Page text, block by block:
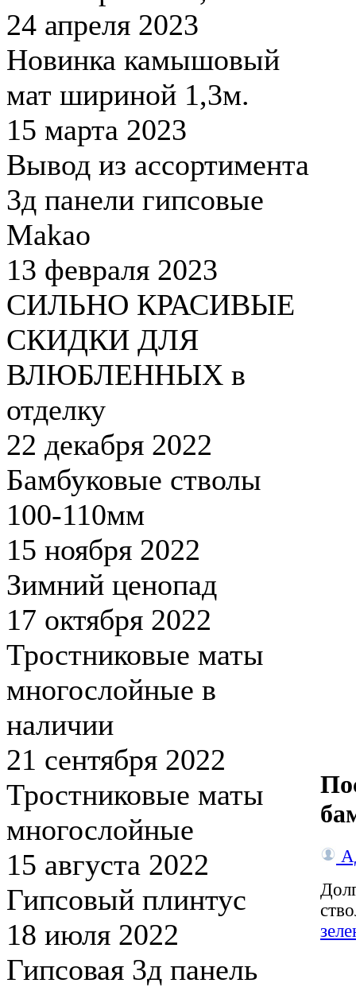
24 апреля 2023
Новинка камышовый
мат шириной 1,3м.
15 марта 2023
Вывод из ассортимента
3д панели гипсовые
Makao
13 февраля 2023
СИЛЬНО КРАСИВЫЕ
СКИДКИ ДЛЯ
ВЛЮБЛЕННЫХ в
отделку
22 декабря 2022
Бамбуковые стволы
100-110мм
15 ноября 2022
Зимний ценопад
17 октября 2022
Тростниковые маты
многослойные в
наличии
21 сентября 2022
Тростниковые маты
многослойные
15 августа 2022
Гипсовый плинтус
18 июля 2022
Гипсовая 3д панель